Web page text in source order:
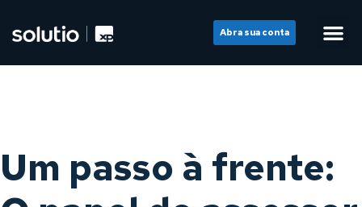
Abra sua conta
Um passo à frente: